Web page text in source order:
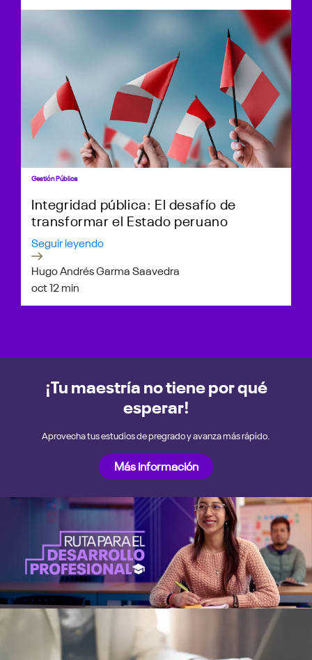
Gestión Pública
Integridad pública: El desafío de
transformar el Estado peruano
Seguir leyendo
Hugo Andrés Garma Saavedra
oct 12 min
¡Tu maestría no tiene por qué
esperar!
Aprovecha tus estudios de pregrado y avanza más rápido.
Más información